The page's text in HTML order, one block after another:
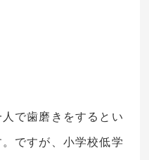
で歯磨きをするとい
ですが、小学校低学